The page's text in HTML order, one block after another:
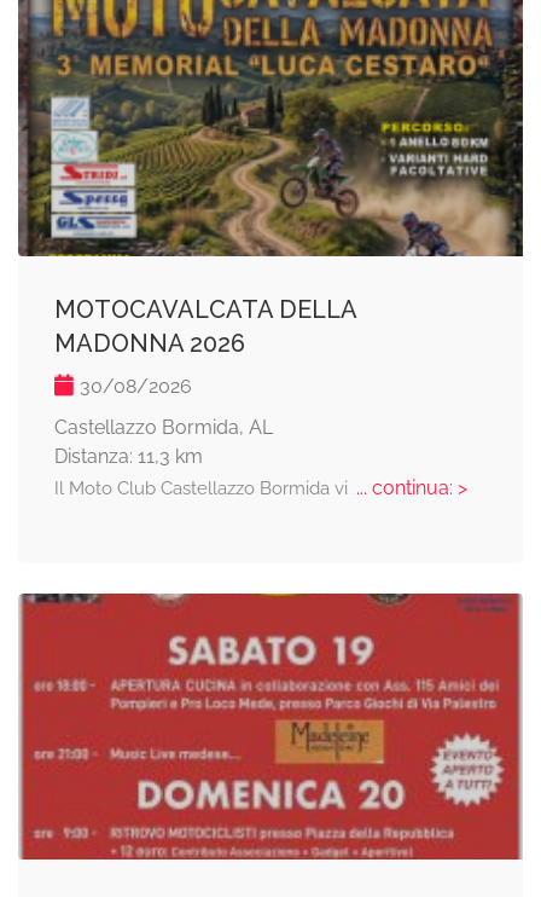
MOTOCAVALCATA DELLA
MADONNA 2026
30/08/2026
Castellazzo Bormida, AL
Distanza: 11,3 km
Il Moto Club Castellazzo Bormida vi ... continua: >